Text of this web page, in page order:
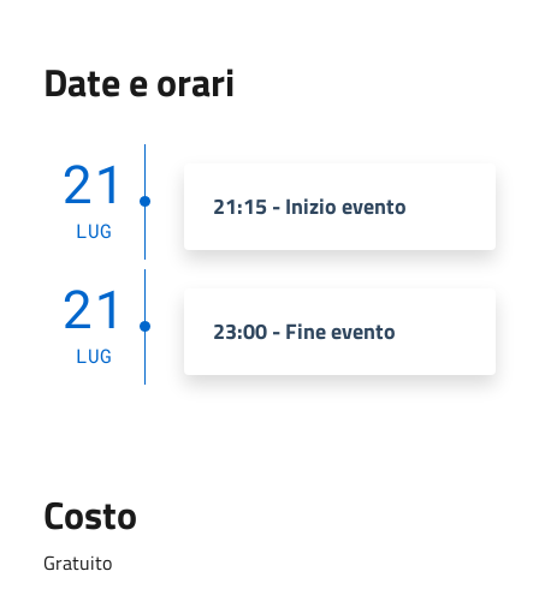
Date e orari
21
LUG
21:15 - Inizio evento
21
LUG
23:00 - Fine evento
Costo
Gratuito